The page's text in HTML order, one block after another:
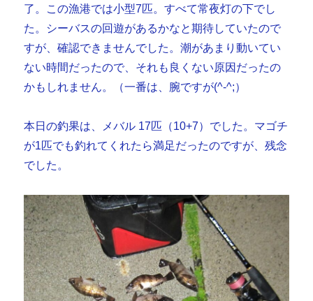
了。この漁港では小型7匹。すべて常夜灯の下でし
た。シーバスの回遊があるかなと期待していたので
すが、確認できませんでした。潮があまり動いてい
ない時間だったので、それも良くない原因だったの
かもしれません。（一番は、腕ですが(^-^;）
本日の釣果は、メバル 17匹（10+7）でした。マゴチ
が1匹でも釣れてくれたら満足だったのですが、残念
でした。